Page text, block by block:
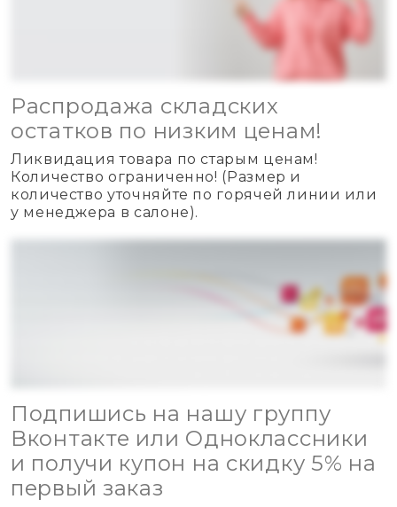
Распродажа складских
остатков по низким ценам!
Ликвидация товара по старым ценам!
Количество ограниченно! (Размер и
количество уточняйте по горячей линии или
у менеджера в салоне).
Подпишись на нашу группу
Вконтакте или Одноклассники
и получи купон на скидку 5% на
первый заказ